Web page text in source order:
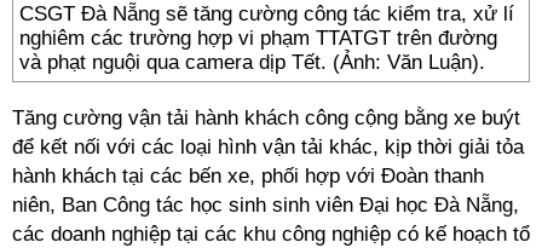
CSGT Đà Nẵng sẽ tăng cường công tác kiểm tra, xử lí
nghiêm các trường hợp vi phạm TTATGT trên đường
và phạt nguội qua camera dịp Tết. (Ảnh: Văn Luận).
Tăng cường vận tải hành khách công cộng bằng xe buýt
để kết nối với các loại hình vận tải khác, kịp thời giải tỏa
hành khách tại các bến xe, phối hợp với Đoàn thanh
niên, Ban Công tác học sinh sinh viên Đại học Đà Nẵng,
các doanh nghiệp tại các khu công nghiệp có kế hoạch tổ